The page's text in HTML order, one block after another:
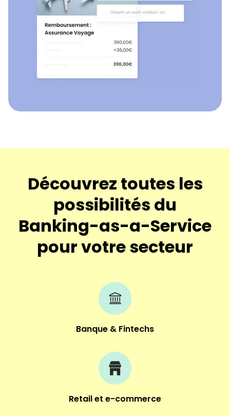
Découvrez toutes les
possibilités du
Banking-as-a-Service
pour votre secteur
Banque & Fintechs
Retail et e-commerce